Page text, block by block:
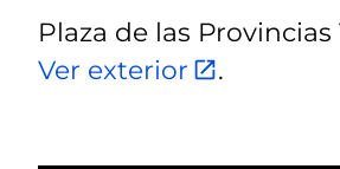
Plaza de las
Ver exterior
.